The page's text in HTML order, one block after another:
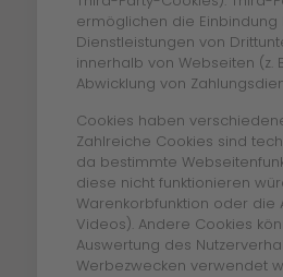
ermöglichen die
Dienstleistungen von
innerhalb von Webseiten (z.
Abwicklung von
Cookies haben
Zahlreiche Cookies sind
da bestimmte
diese nicht funktionieren
Warenkorbfunktion oder die
Videos). Andere Cookies
Auswertung des
Werbezwecken verwendet